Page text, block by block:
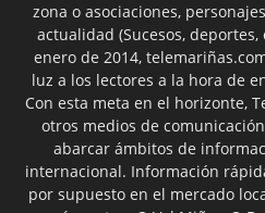
zona o asociaciones,
actualidad (Sucesos,
enero de 2014,
luz a los lectores a la hora de
Con esta meta en el horizonte,
otros medios de
abarcar ámbitos de
internacional. Información
por supuesto en el mercado